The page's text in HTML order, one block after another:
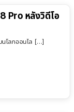
Pro หลังวิดีโอ
นโลกออนไล […]